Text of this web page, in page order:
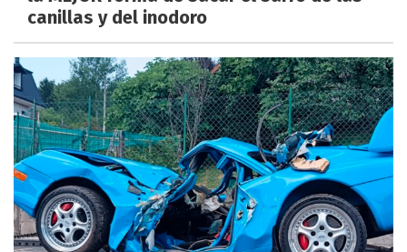
canillas y del inodoro